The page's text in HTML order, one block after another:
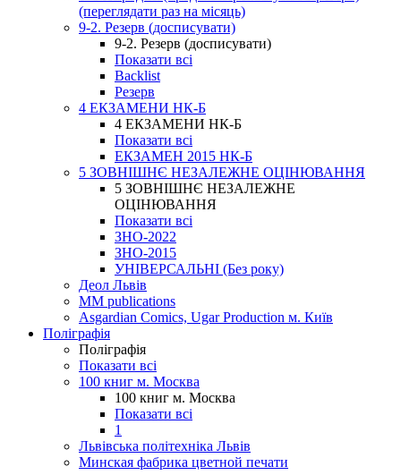
(переглядати раз на місяць)
9-2. Резерв (досписувати)
9-2. Резерв (досписувати)
Показати всі
Backlist
Резерв
4 ЕКЗАМЕНИ НК-Б
4 ЕКЗАМЕНИ НК-Б
Показати всі
ЕКЗАМЕН 2015 НК-Б
5 ЗОВНІШНЄ НЕЗАЛЕЖНЕ ОЦІНЮВАННЯ
5 ЗОВНІШНЄ НЕЗАЛЕЖНЕ
ОЦІНЮВАННЯ
Показати всі
ЗНО-2022
ЗНО-2015
УНІВЕРСАЛЬНІ (Без року)
Деол Львів
MM publications
Asgardian Comics, Ugar Production м. Київ
Поліграфія
Поліграфія
Показати всі
100 книг м. Москва
100 книг м. Москва
Показати всі
1
Львівська політехніка Львів
Минская фабрика цветной печати